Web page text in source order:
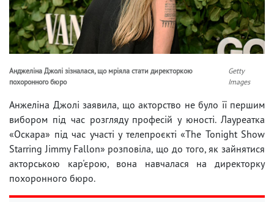
Анджеліна Джолі зізналася, що мріяла стати директоркою
похоронного бюро
Getty
Images
Анжеліна Джолі заявила, що акторство не було її першим
вибором під час розгляду професій у юності. Лауреатка
«Оскара» під час участі у телепроєкті «The Tonight Show
Starring Jimmy Fallon» розповіла, що до того, як зайнятися
акторською кар'єрою, вона навчалася на директорку
похоронного бюро.